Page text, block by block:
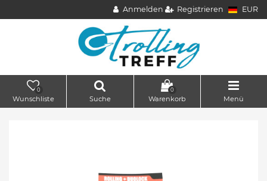
Anmelden Registrieren EUR
0
Wunschliste Suche
0
Warenkorb Menü